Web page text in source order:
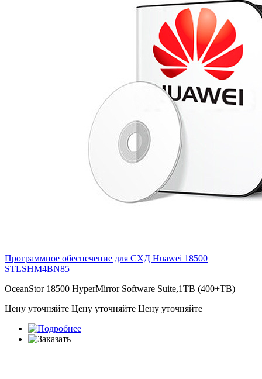
Программное обеспечение для СХД Huawei 18500
STLSHM4BN85
OceanStor 18500 HyperMirror Software Suite,1TB (400+TB)
Цену уточняйте Цену уточняйте Цену уточняйте